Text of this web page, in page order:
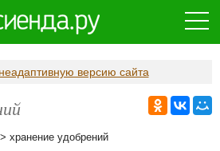
версию сайта
> хранение удобрений